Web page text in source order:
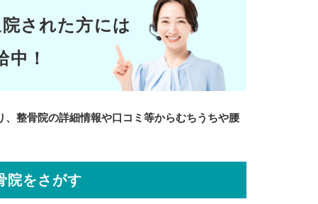
された方には
中！
、整骨院の詳細情報や口コミ等からむちうちや腰
院をさがす